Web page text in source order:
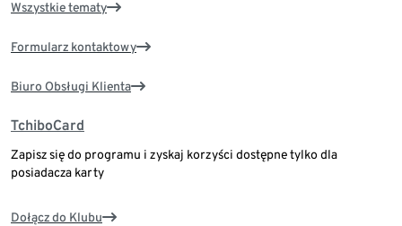
Wszystkie tematy
Formularz kontaktowy
Biuro Obsługi Klienta
TchiboCard
Zapisz się do programu i zyskaj korzyści dostępne tylko dla
posiadacza karty
Dołącz do Klubu